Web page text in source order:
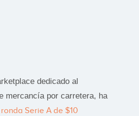
dedicado al
mercancía por carretera, ha
Serie A de $10